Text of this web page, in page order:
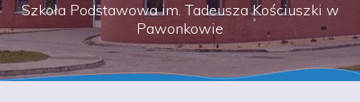
Szkoła Podstawowa im. Tadeusza Kościuszki w
Pawonkowie